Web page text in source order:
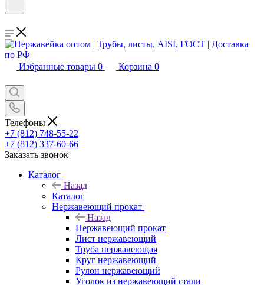
Избранные товары 0 Корзина 0
Телефоны
+7 (812) 748-55-22
+7 (812) 337-60-66
Заказать звонок
Каталог
Назад
Каталог
Нержавеющий прокат
Назад
Нержавеющий прокат
Лист нержавеющий
Труба нержавеющая
Круг нержавеющий
Рулон нержавеющий
Уголок из нержавеющий стали